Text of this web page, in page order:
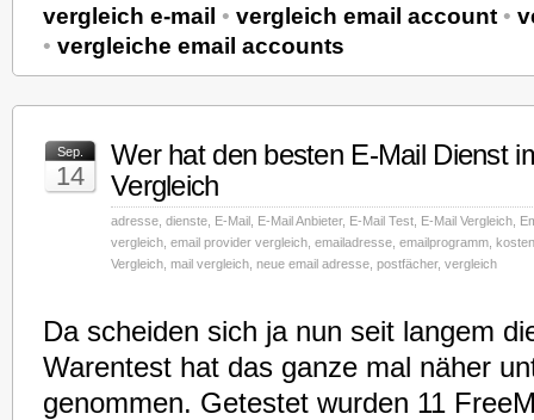
vergleich e-mail • vergleich email account •
• vergleiche email accounts
Sep.
14
Wer hat den besten E-Mail Dienst
Vergleich
adresse dienste E-Mail E-Mail Anbieter, E-Mail Test E-Mail Vergleich
vergleich email provider vergleich emailadresse emailprogramm
Vergleich mail vergleich neue email adresse postfächer, vergleich
Da scheiden sich ja nun seit langem
Warentest hat das ganze mal näher
genommen. Getestet wurden 11